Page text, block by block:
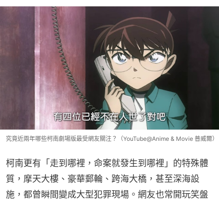
究竟近兩年哪些柯南劇場版最受網友關注？（YouTube@Anime & Movie 普威爾）
柯南更有「走到哪裡，命案就發生到哪裡」的特殊體
質，摩天大樓、豪華郵輪、跨海大橋，甚至深海設
施，都曾瞬間變成大型犯罪現場。網友也常開玩笑盤